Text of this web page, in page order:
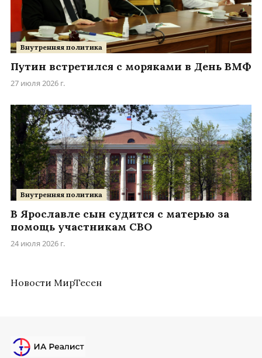
Внутренняя политика
Путин встретился с моряками в День ВМФ
27 июля 2026 г.
Внутренняя политика
В Ярославле сын судится с матерью за
помощь участникам СВО
24 июля 2026 г.
Новости МирТесен